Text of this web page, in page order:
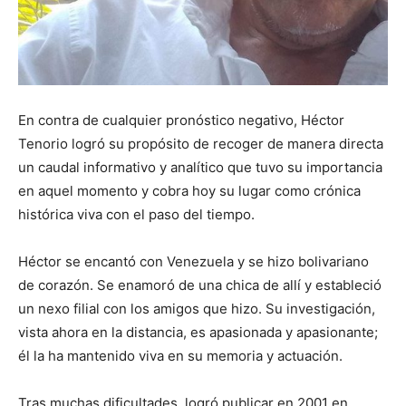
En contra de cualquier pronóstico negativo, Héctor
Tenorio logró su propósito de recoger de manera directa
un caudal informativo y analítico que tuvo su importancia
en aquel momento y cobra hoy su lugar como crónica
histórica viva con el paso del tiempo.
Héctor se encantó con Venezuela y se hizo bolivariano
de corazón. Se enamoró de una chica de allí y estableció
un nexo filial con los amigos que hizo. Su investigación,
vista ahora en la distancia, es apasionada y apasionante;
él la ha mantenido viva en su memoria y actuación.
Tras muchas dificultades, logró publicar en 2001 en